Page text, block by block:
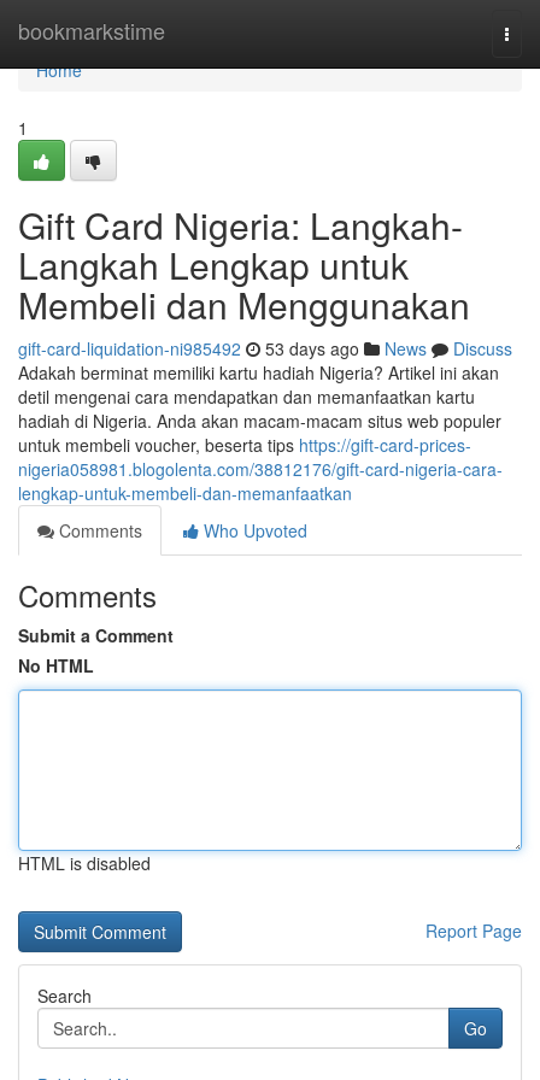
bookmarkstime
Home
Home
1
Gift Card Nigeria: Langkah-
Langkah Lengkap untuk
Membeli dan Menggunakan
gift-card-liquidation-ni985492 53 days ago News
Discuss
Adakah berminat memiliki kartu hadiah Nigeria? Artikel ini akan
detil mengenai cara mendapatkan dan memanfaatkan kartu
hadiah di Nigeria. Anda akan macam-macam situs web populer
untuk membeli voucher, beserta tips https://gift-card-prices-
nigeria058981.blogolenta.com/38812176/gift-card-nigeria-cara-
lengkap-untuk-membeli-dan-memanfaatkan
Comments
Who Upvoted
Comments
Submit a Comment
No HTML
HTML is disabled
Report Page
Search
Go